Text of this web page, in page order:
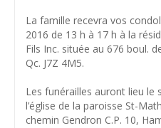
La famille recevra vos
2016 de 13 h à 17 h à la
Fils Inc. située au 676 boul.
Qc. J7Z 4M5.
Les funérailles auront lieu le
l’église de la paroisse St-
chemin Gendron C.P. 10,